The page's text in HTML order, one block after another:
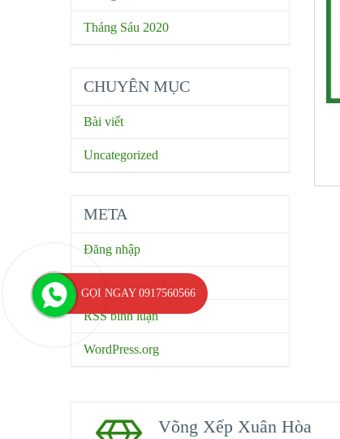
Tháng Sáu 2020
CHUYÊN MỤC
Bài viết
Uncategorized
META
Đăng nhập
RSS bình luận
WordPress.org
Võng Xếp Xuân Hòa
GỌI NGAY 0917560566